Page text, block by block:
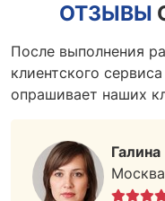
ОТЗЫВЫ
После выполнения
клиентского
опрашивает наших
Галина
Москва